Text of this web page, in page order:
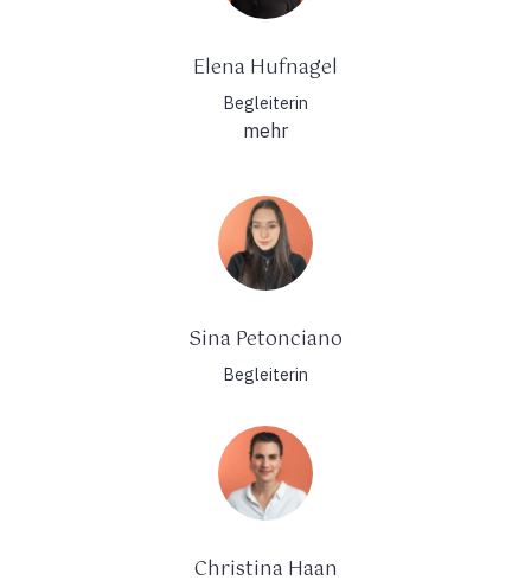
Elena Hufnagel
Begleiterin
mehr
Sina Petonciano
Begleiterin
Christina Haan